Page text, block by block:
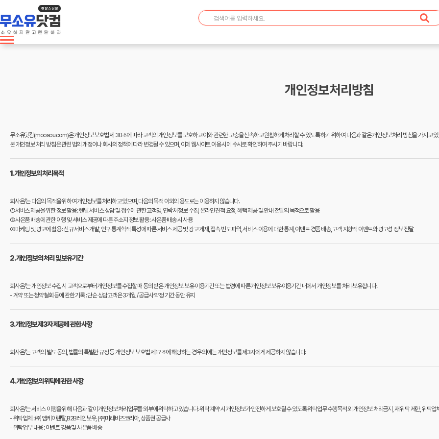
개인정보처리방침
무소유닷컴(moosou.com)은 개인정보 보호법 제 30조에 따라 고객의 개인정보를 보호하고 이와 관련한 고충을 신속하고 원활하게 처리할 수 있도록 하기 위하여 다음과 같은 개인정보 처리 방침을 가지고
본 개인정보 처리 방침은 관련 법의 개정이나 회사의 정책에 따라 변경될 수 있으며, 이에 웹사이트 이용 시에 수시로 확인하여 주시기 바랍니다.
1. 개인정보의 처리목적
회사은/는 다음의 목적을 위하여 개인정보를 처리하고 있으며, 다음의 목적 이외의 용도로는 이용하지 않습니다.
①서비스 제공을 위한 정보 활용 : 렌탈 서비스 상담 및 접수에 관한 고객명, 연락처 정보 수집, 온라인 견적 요청, 혜택 제공 및 안내 전달의 목적으로 활용
②사은품 배송에 관한 이행 및 서비스 제공에 따른 주소지 정보 활용 : 사은품 배송 시 사용
③마케팅 및 광고에 활용 : 신규 서비스 개발, 인구 통계학적 특성에 따른 서비스 제공 및 광고 게재, 접속 빈도 파악, 서비스 이용에 대한 통계, 이벤트 경품 배송, 고객 지향적 이벤트와 광고성 정보 전달
2. 개인정보의 처리 및 보유기간
회사은/는 개인정보 수집 시 고객으로부터 개인정보를 수집할 때 동의 받은 개인정보 보유·이용기간 또는 법령에 따른 개인정보 보유·이용기간 내에서 개인정보를 처리·보유합니다.
- 계약 또는 청약철회 등에 관한 기록 : 단순 상담고객은 3개월 / 공급사 약정 기간 동안 유지
3. 개인정보 제3자 제공에 관한 사항
회사은/는 고객의 별도 동의, 법률의 특별한 규정 등 개인정보 보호법 제17조에 해당하는 경우 외에는 개인정보를 제3자에게 제공하지 않습니다.
4. 개인정보의 위탁에 관한 사항
회사은/는 서비스 이행을 위해 다음과 같이 개인정보 처리업무를 외부에 위탁하고 있습니다. 위탁 계약 시 개인정보가 안전하게 보호될 수 있도록 위탁업무 수행목적 외 개인정보 처리금지, 재 위탁 제한, 위탁업
- 위탁업체 : ㈜엠케이렌탈,B2B레인보우, (주)미래비즈코리아, 상품권 공급사
- 위탁업무 내용 : 이벤트 경품 및 사은품 배송